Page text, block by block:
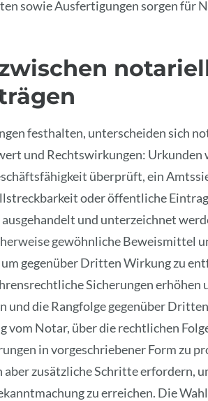
sowie Ausfertigungen sorgen für
festhalten, unterscheiden sich
und Rechtswirkungen: Urkunden
überprüft, ein
oder öffentliche
und unterzeichnet
gewöhnliche Beweismittel
gegenüber Dritten Wirkung zu
Sicherungen erhöhen
die Rangfolge gegenüber
vom Notar, über die rechtlichen
in vorgeschriebener Form zu
zusätzliche Schritte erfordern,
zu erreichen. Die